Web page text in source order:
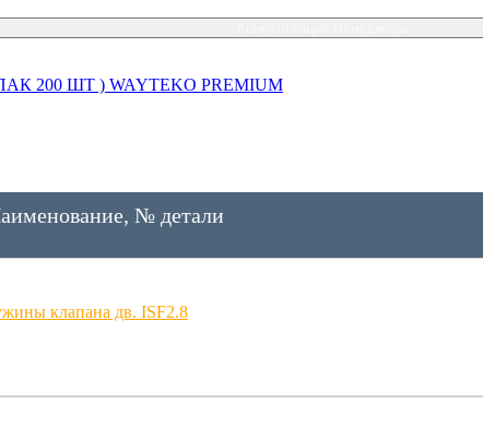
200 ШТ ) WAYTEKO PREMIUM
№ детали
клапана дв. ISF2.8